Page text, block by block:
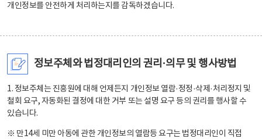
개인정보를 안전하게 처리하는지를 감독하겠습니다.
정보주체와 법정대리인의 권리·의무 및 행사방법
1. 정보주체는 진흥원에 대해 언제든지 개인정보 열람·정정·삭제·처리정지 및
철회 요구, 자동화된 결정에 대한 거부 또는 설명 요구 등의 권리를 행사할 수
있습니다.
※ 만14세 미만 아동에 관한 개인정보의 열람등 요구는 법정대리인이 직접